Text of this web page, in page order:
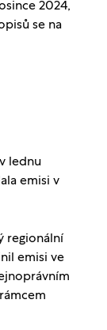
2024,
se na
lednu
emisi v
regionální
emisi ve